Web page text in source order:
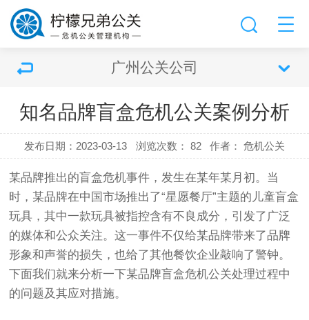
广州公关公司
知名品牌盲盒危机公关案例分析
发布日期：2023-03-13 浏览次数： 82 作者： 危机公关
某品牌推出的盲盒危机事件，发生在某年某月初。当
时，某品牌在中国市场推出了“星愿餐厅”主题的儿童盲盒
玩具，其中一款玩具被指控含有不良成分，引发了广泛
的媒体和公众关注。这一事件不仅给某品牌带来了品牌
形象和声誉的损失，也给了其他餐饮企业敲响了警钟。
下面我们就来分析一下某品牌盲盒危机公关处理过程中
的问题及其应对措施。